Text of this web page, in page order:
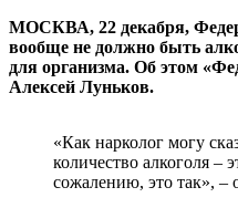
МОСКВА, 22 декабря,
вообще не должно быть
для организма. Об этом
Алексей Луньков.
«Как нарколог могу
количество алкоголя –
сожалению, это так», –